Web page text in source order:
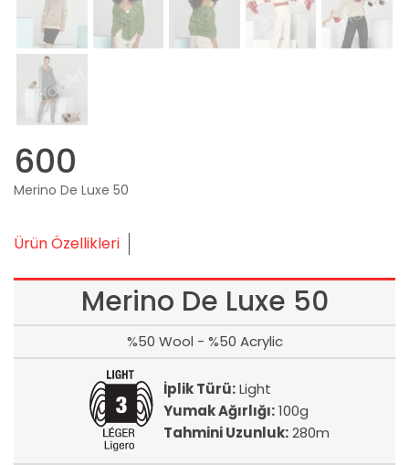
600
Merino De Luxe 50
Ürün Özellikleri
Merino De Luxe 50
%50 Wool - %50 Acrylic
İplik Türü:Light
Yumak Ağırlığı:100g
Tahmini Uzunluk:280m